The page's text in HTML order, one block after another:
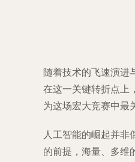
随着技术的飞速演进
在这一关键转折点上
为这场宏大竞赛中最
人工智能的崛起并非
的前提，海量、多维